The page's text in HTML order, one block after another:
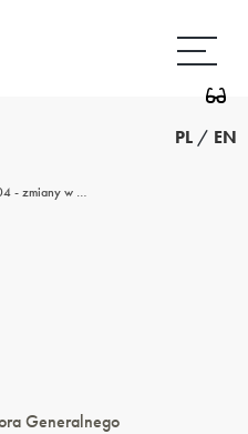
PL / EN
- zmiany w …
Generalnego